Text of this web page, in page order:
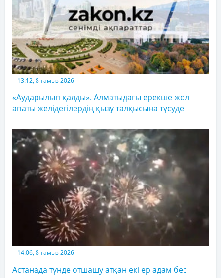
13:12, 8 тамыз 2026
«Аударылып қалды». Алматыдағы ерекше жол
апаты желідегілердің қызу талқысына түсуде
14:06, 8 тамыз 2026
Астанада түнде отшашу атқан екі ер адам бес